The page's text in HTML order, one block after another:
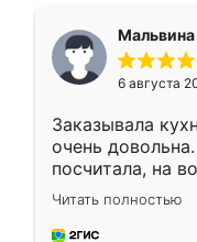
Мальвина
6 августа
Заказывала
очень
посчитала, на
Замерщик
делу со всей
за день, ребята
Читать полностью